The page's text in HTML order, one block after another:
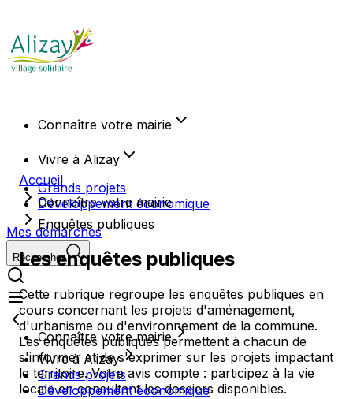
Connaître votre mairie
Vivre à Alizay
Grands projets
Développement économique
Mes démarches
Rechercher
Connaître votre mairie
Vivre à Alizay
Grands projets
Développement économique
Accueil
Connaître votre mairie
Enquêtes publiques
Les enquêtes publiques
Cette rubrique regroupe les enquêtes publiques en
cours concernant les projets d'aménagement,
d'urbanisme ou d'environnement de la commune.
Les enquêtes publiques permettent à chacun de
s'informer et de s'exprimer sur les projets impactant
le territoire. Votre avis compte : participez à la vie
locale en consultant les dossiers disponibles.